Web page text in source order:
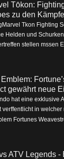
Tōkon:
zu den
Tkon Fighting
Helden und
stellen mssen
gewährt neue
hat eine exklusive
verffentlicht in
Fortunes
ATV Legends